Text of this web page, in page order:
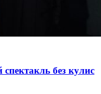
без кулис